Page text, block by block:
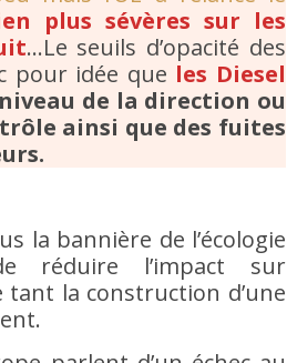
plus sévères sur les
…Le seuils d’opacité des
pour idée que les Diesel
de la direction ou
ainsi que des fuites
la bannière de l’écologie
réduire l’impact sur
la construction d’une